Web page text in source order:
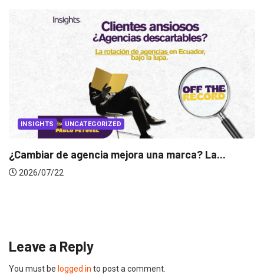
La... INSIGHTS
Leave a Reply
You must be logged in to post a comment.